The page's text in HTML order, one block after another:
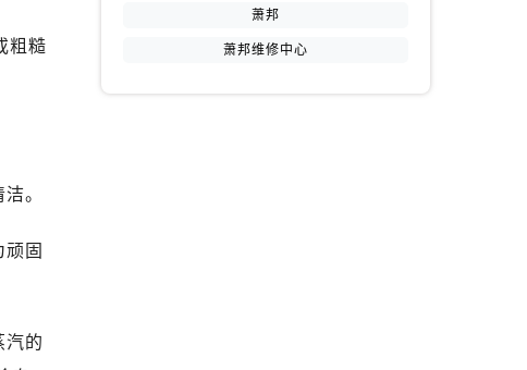
粗糙
。
固
汽的
萧邦
萧邦维修中心